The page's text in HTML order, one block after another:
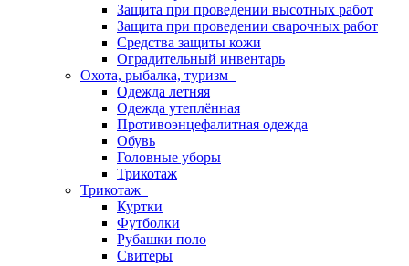
Защита при проведении высотных работ
Защита при проведении сварочных работ
Средства защиты кожи
Оградительный инвентарь
Охота, рыбалка, туризм
Одежда летняя
Одежда утеплённая
Противоэнцефалитная одежда
Обувь
Головные уборы
Трикотаж
Трикотаж
Куртки
Футболки
Рубашки поло
Свитеры